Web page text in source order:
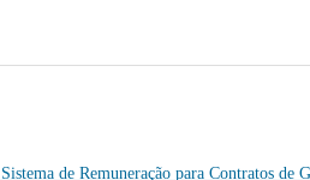
de Remuneração para Contratos de